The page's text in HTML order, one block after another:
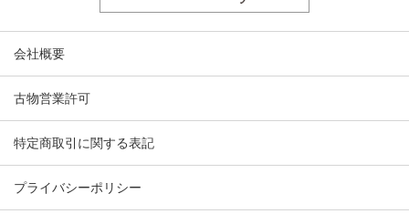
会社概要
古物営業許可
特定商取引に関する表記
プライバシーポリシー